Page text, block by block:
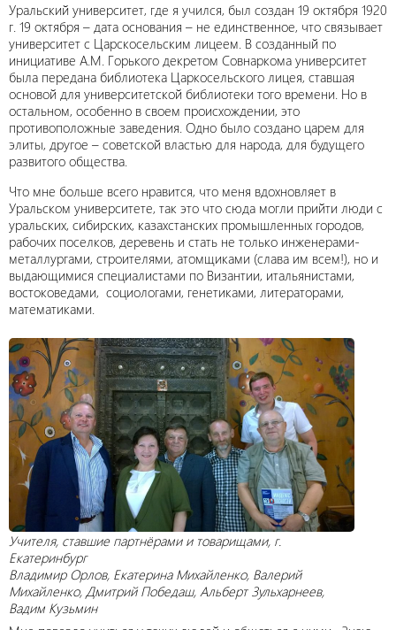
Уральский университет, где я учился, был создан 19 октября 1920
г. 19 октября – дата основания – не единственное, что связывает
университет с Царскосельским лицеем. В созданный по
инициативе А.М. Горького декретом Совнаркома университет
была передана библиотека Царкосельского лицея, ставшая
основой для университетской библиотеки того времени. Но в
остальном, особенно в своем происхождении, это
противоположные заведения. Одно было создано царем для
элиты, другое – советской властью для народа, для будущего
развитого общества.
Что мне больше всего нравится, что меня вдохновляет в
Уральском университете, так это что сюда могли прийти люди с
уральских, сибирских, казахстанских промышленных городов,
рабочих поселков, деревень и стать не только инженерами-
металлургами, строителями, атомщиками (слава им всем!), но и
выдающимися специалистами по Византии, итальянистами,
востоковедами, социологами, генетиками, литераторами,
математиками.
Учителя, ставшие партнёрами и товарищами, г.
Екатеринбург
Владимир Орлов, Екатерина Михайленко, Валерий
Михайленко, Дмитрий Победаш, Альберт Зульхарнеев,
Вадим Кузьмин